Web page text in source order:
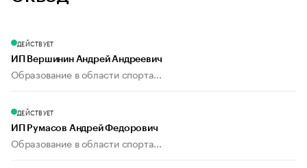
ДЕЙСТВУЕТ
ИП Вершинин Андрей Андреевич
Образование в области спорта...
ДЕЙСТВУЕТ
ИП Румасов Андрей Федорович
Образование в области спорта...